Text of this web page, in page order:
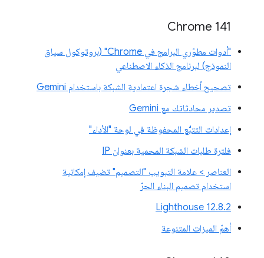
‫Chrome 141
"أدوات مطوّري البرامج في Chrome" (بروتوكول سياق
النموذج) لبرنامج الذكاء الاصطناعي
تصحيح أخطاء شجرة اعتمادية الشبكة باستخدام Gemini
تصدير محادثاتك مع Gemini
إعدادات التتبُّع المحفوظة في لوحة "الأداء"
فلترة طلبات الشبكة المحمية بعنوان IP
العناصر > علامة التبويب "التصميم" تضيف إمكانية
استخدام تصميم البناء الحرّ
‫Lighthouse 12.8.2
أهمّ الميزات المتنوعة